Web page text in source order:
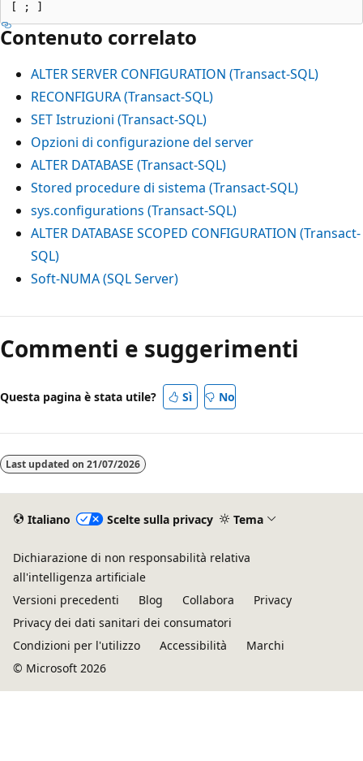
Contenuto correlato
ALTER SERVER CONFIGURATION (Transact-SQL)
RECONFIGURA (Transact-SQL)
SET Istruzioni (Transact-SQL)
Opzioni di configurazione del server
ALTER DATABASE (Transact-SQL)
Stored procedure di sistema (Transact-SQL)
sys.configurations (Transact-SQL)
ALTER DATABASE SCOPED CONFIGURATION (Transact-
SQL)
Soft-NUMA (SQL Server)
Commenti e suggerimenti
Questa pagina è stata utile? Sì No
Last updated on 21/07/2026
Italiano Scelte sulla privacy Tema
Dichiarazione di non responsabilità relativa
all'intelligenza artificiale
Versioni precedenti
Blog Collabora
Privacy
Privacy dei dati sanitari dei consumatori
Condizioni per l'utilizzo
Accessibilità
Marchi
© Microsoft 2026